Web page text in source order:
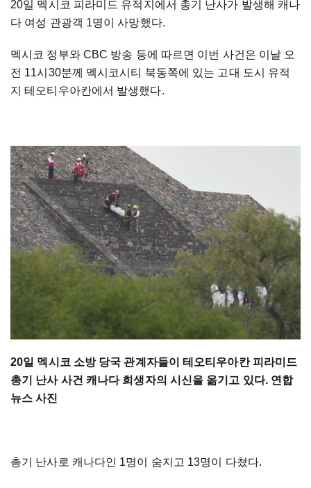
20일 멕시코 피라미드 유적지에서 총기 난사가 발생해 캐나
다 여성 관광객 1명이 사망했다.
멕시코 정부와 CBC 방송 등에 따르면 이번 사건은 이날 오
전 11시30분께 멕시코시티 북동쪽에 있는 고대 도시 유적
지 테오티우아칸에서 발생했다.
20일 멕시코 소방 당국 관계자들이 테오티우아칸 피라미드
총기 난사 사건 캐나다 희생자의 시신을 옮기고 있다. 연합
뉴스 사진
총기 난사로 캐나다인 1명이 숨지고 13명이 다쳤다.